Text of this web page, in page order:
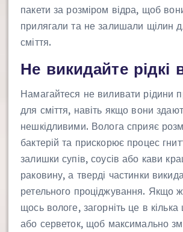
пакети за розміром відра, щоб
прилягали та не залишали щілин
сміття.
Не викидайте рідкі
Намагайтеся не виливати рідини
для сміття, навіть якщо вони
нешкідливими. Волога сприяє
бактерій та прискорює процес
залишки супів, соусів або кави
раковину, а тверді частинки
ретельного проціджування. Якщо
щось вологе, загорніть це в
або серветок, щоб максимально